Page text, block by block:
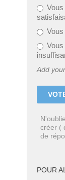
Add
créer (
de
POUR